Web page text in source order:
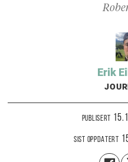
Erik
PUBLISERT
SIST OPPDATERT